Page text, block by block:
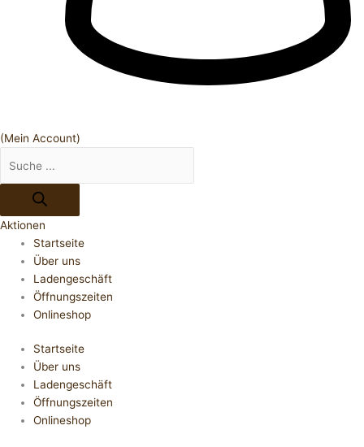
(Mein Account)
Aktionen
Startseite
Über uns
Ladengeschäft
Öffnungszeiten
Onlineshop
Startseite
Über uns
Ladengeschäft
Öffnungszeiten
Onlineshop